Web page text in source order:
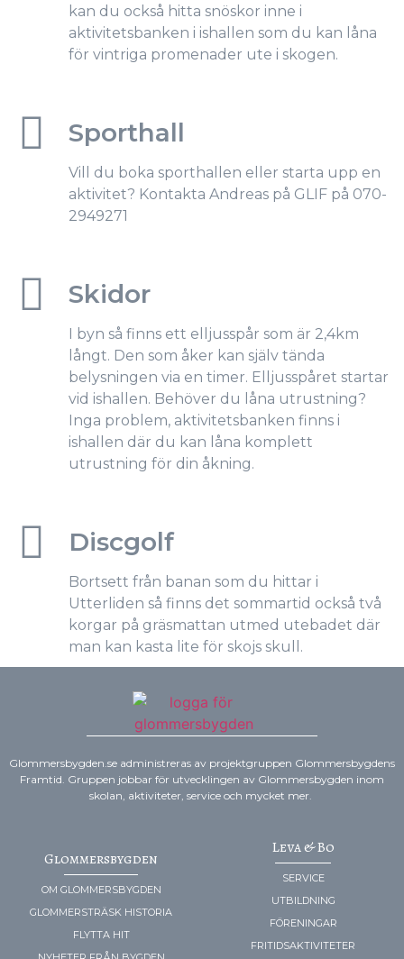
kan du också hitta snöskor inne i
aktivitetsbanken i ishallen som du kan låna
för vintriga promenader ute i skogen.
Sporthall
Vill du boka sporthallen eller starta upp en
aktivitet? Kontakta Andreas på GLIF på 070-
2949271
Skidor
I byn så finns ett elljusspår som är 2,4km
långt. Den som åker kan själv tända
belysningen via en timer. Elljusspåret startar
vid ishallen. Behöver du låna utrustning?
Inga problem, aktivitetsbanken finns i
ishallen där du kan låna komplett
utrustning för din åkning.
Discgolf
Bortsett från banan som du hittar i
Utterliden så finns det sommartid också två
korgar på gräsmattan utmed utebadet där
man kan kasta lite för skojs skull.
Glommersbygden.se administreras av projektgruppen Glommersbygdens
Framtid. Gruppen jobbar för utvecklingen av Glommersbygden inom
skolan, aktiviteter, service och mycket mer.
Glommersbygden
OM GLOMMERSBYGDEN
GLOMMERSTRÄSK HISTORIA
FLYTTA HIT
Leva & Bo
SERVICE
UTBILDNING
FÖRENINGAR
FRITIDSAKTIVITETER